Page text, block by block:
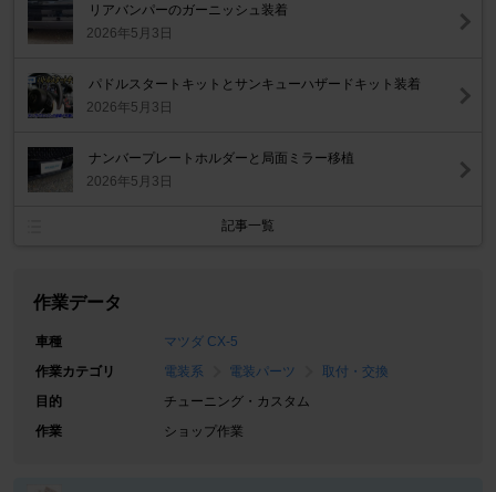
リアバンパーのガーニッシュ装着
2026年5月3日
パドルスタートキットとサンキューハザードキット装着
2026年5月3日
ナンバープレートホルダーと局面ミラー移植
2026年5月3日
記事一覧
作業データ
車種
マツダ CX-5
作業カテゴリ
電装系 電装パーツ
取付・交換
目的
チューニング・カスタム
作業
ショップ作業